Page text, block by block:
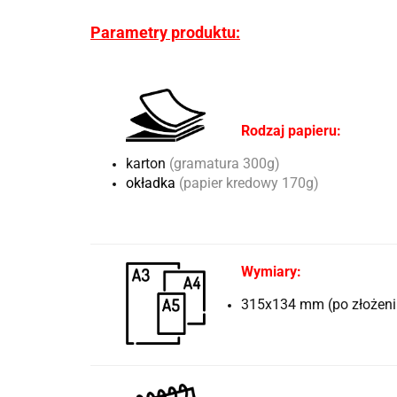
Parametry produktu:
Rodzaj papieru:
karton (gramatura 300g)
okładka (papier kredowy 170g)
Wymiary:
315x134 mm (po